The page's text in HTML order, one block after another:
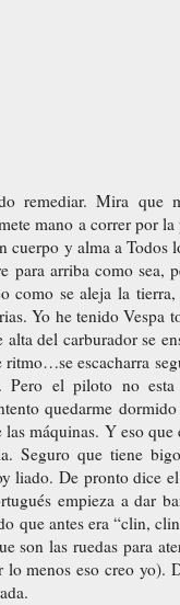
remediar. Mira que
mano a correr por la
y alma a Todos
arriba como sea,
se aleja la tierra,
Yo he tenido Vespa
del carburador se
escacharra
Pero el piloto no
quedarme
máquinas. Y eso
Seguro que tiene
liado. De pronto dice
empieza a dar
que antes era “clin,
las ruedas para
menos eso creo yo).